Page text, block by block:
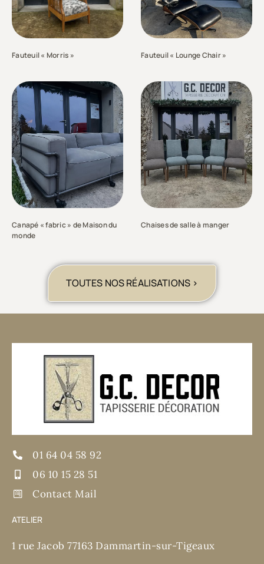
Fauteuil « Morris » Fauteuil « Lounge Chair »
Canapé « fabric » de Maison du
monde
Chaises de salle à manger
TOUTES NOS RÉALISATIONS >
01 64 04 58 92
06 10 15 28 51
Contact Mail
ATELIER
1 rue Jacob 77163 Dammartin-sur-Tigeaux